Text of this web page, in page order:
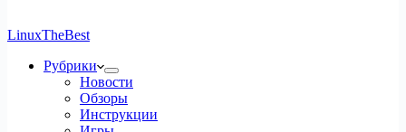
LinuxTheBest
Рубрики
Новости
Обзоры
Инструкции